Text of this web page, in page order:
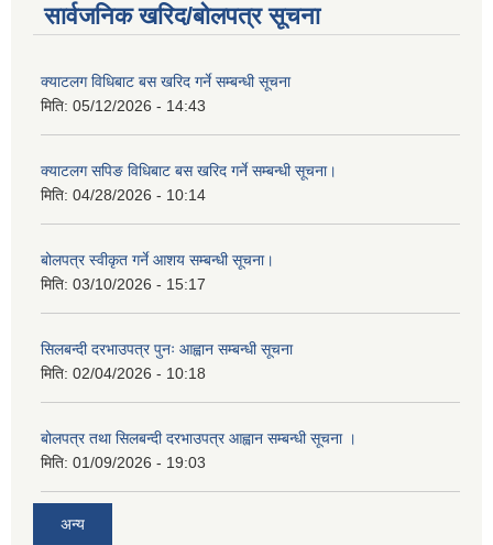
सार्वजनिक खरिद/बोलपत्र सूचना
क्याटलग विधिबाट बस खरिद गर्ने सम्बन्धी सूचना
मिति: 05/12/2026 - 14:43
क्याटलग सपिङ विधिबाट बस खरिद गर्ने सम्बन्धी सूचना।
मिति: 04/28/2026 - 10:14
बोलपत्र स्वीकृत गर्ने आशय सम्बन्धी सूचना।
मिति: 03/10/2026 - 15:17
सिलबन्दी दरभाउपत्र पुनः आह्वान सम्बन्धी सूचना
मिति: 02/04/2026 - 10:18
बोलपत्र तथा सिलबन्दी दरभाउपत्र आह्वान सम्बन्धी सूचना ।
मिति: 01/09/2026 - 19:03
अन्य